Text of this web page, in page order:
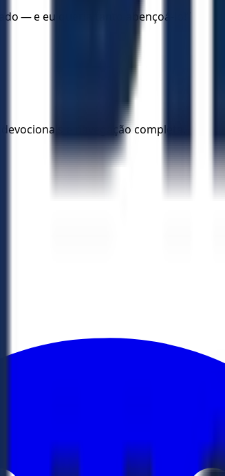
— e eu queria tanto abençoá-lo!”
e navegação completa.